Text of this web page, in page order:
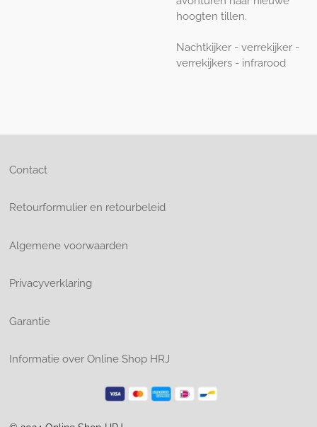
hoogten tillen.
Nachtkijker - verrekijker -
verrekijkers - infrarood
Contact
Retourformulier en retourbeleid
Algemene voorwaarden
Privacyverklaring
Garantie
Informatie over Online Shop HRJ